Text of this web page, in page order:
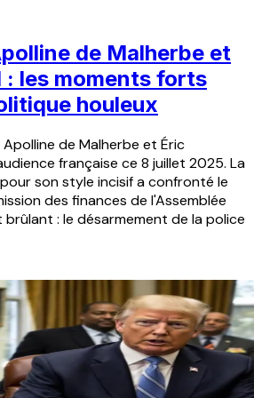
de Malherbe et
: les moments forts
houleux
de Malherbe et Éric
française ce 8 juillet 2025. La
son style incisif a confronté le
des finances de l'Assemblée
: le désarmement de la police